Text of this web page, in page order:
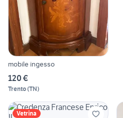
mobile ingesso
120 €
Trento(TN)
Vetrina